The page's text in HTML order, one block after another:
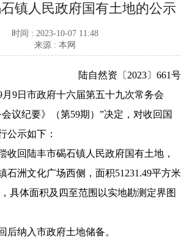
镇人民政府国有土地的公示
时间 : 2023-10-07 11:48
来源 : 本网
陆自然资〔2023〕661号
9日市政府十六届第五十九次常务会
议纪要》（第59期）”决定，对收回国
公示如下：
回陆丰市碣石镇人民政府国有土地，
石洲文化广场西侧，面积51231.49平方米
，具体面积及四至范围以实地勘测定界图
纳入市政府土地储备。